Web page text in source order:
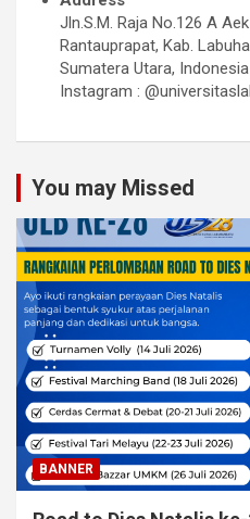
Jln.S.M. Raja No.126 A
Rantauprapat, Kab.
Sumatera Utara, Indonesia
Instagram :
You may Missed
BANNER